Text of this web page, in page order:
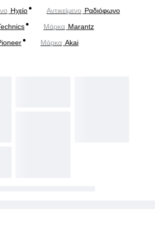
Ηχείο Αντικείμενο Ραδιόφωνο
Μάρκα Marantz
Μάρκα Akai